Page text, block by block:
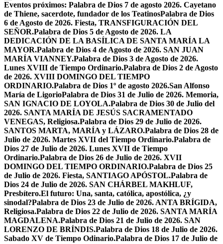
Eventos próximos: Palabra de Dios 7 de agosto 2026. Cayetano
de Thiene, sacerdote, fundador de los TeatinosPalabra de Dios
6 de Agosto de 2026. Fiesta, TRANSFIGURACIÓN DEL
SEÑOR.Palabra de Dios 5 de Agosto de 2026. LA
DEDICACIÓN DE LA BASÍLICA DE SANTA MARÍA LA
MAYOR.Palabra de Dios 4 de Agosto de 2026. SAN JUAN
MARÍA VIANNEY.Palabra de Dios 3 de Agosto de 2026.
Lunes XVIII de Tiempo Ordinario.Palabra de Dios 2 de Agosto
de 2026. XVIII DOMINGO DEL TIEMPO
ORDINARIO.Palabra de Dios 1º de agosto 2026.San Alfonso
María de LigorioPalabra de Dios 31 de Julio de 2026. Memoria,
SAN IGNACIO DE LOYOLA.Palabra de Dios 30 de Julio del
2026. SANTA MARÍA DE JESÚS SACRAMENTADO
VENEGAS, Religiosa.Palabra de Dios 29 de Julio de 2026.
SANTOS MARTA, MARÍA y LÁZARO.Palabra de Dios 28 de
Julio de 2026. Martes XVII del Tiempo Ordinario.Palabra de
Dios 27 de Julio de 2026. Lunes XVII de Tiempo
Ordinario.Palabra de Dios 26 de Julio de 2026. XVII
DOMINGO DEL TIEMPO ORDINARIO.Palabra de Dios 25
de Julio de 2026. Fiesta, SANTIAGO APÓSTOL.Palabra de
Dios 24 de Julio de 2026. SAN CHÁRBEL MAKHLUF,
Presbítero.El futuro: Una, santa, católica, apostólica, ¿y
sinodal?Palabra de Dios 23 de Julio de 2026. ANTA BRÍGIDA,
Religiosa.Palabra de Dios 22 de Julio de 2026. SANTA MARÍA
MAGDALENA.Palabra de Dios 21 de Julio de 2026. SAN
LORENZO DE BRÍNDIS.Palabra de Dios 18 de Julio de 2026.
Sabado XV de Tiempo Odinario.Palabra de Dios 17 de Julio de